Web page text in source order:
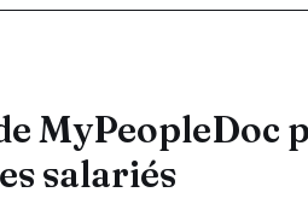
MyPeopleDoc
salariés